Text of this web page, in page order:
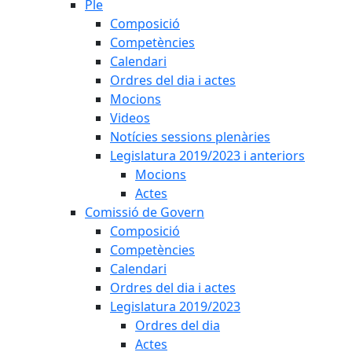
Ple
Composició
Competències
Calendari
Ordres del dia i actes
Mocions
Videos
Notícies sessions plenàries
Legislatura 2019/2023 i anteriors
Mocions
Actes
Comissió de Govern
Composició
Competències
Calendari
Ordres del dia i actes
Legislatura 2019/2023
Ordres del dia
Actes